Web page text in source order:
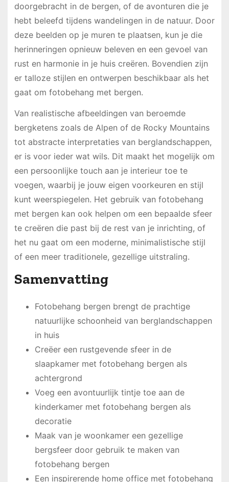
doorgebracht in de bergen, of de avonturen die je
hebt beleefd tijdens wandelingen in de natuur. Door
deze beelden op je muren te plaatsen, kun je die
herinneringen opnieuw beleven en een gevoel van
rust en harmonie in je huis creëren. Bovendien zijn
er talloze stijlen en ontwerpen beschikbaar als het
gaat om fotobehang met bergen.
Van realistische afbeeldingen van beroemde
bergketens zoals de Alpen of de Rocky Mountains
tot abstracte interpretaties van berglandschappen,
er is voor ieder wat wils. Dit maakt het mogelijk om
een persoonlijke touch aan je interieur toe te
voegen, waarbij je jouw eigen voorkeuren en stijl
kunt weerspiegelen. Het gebruik van fotobehang
met bergen kan ook helpen om een bepaalde sfeer
te creëren die past bij de rest van je inrichting, of
het nu gaat om een moderne, minimalistische stijl
of een meer traditionele, gezellige uitstraling.
Samenvatting
Fotobehang bergen brengt de prachtige
natuurlijke schoonheid van berglandschappen
in huis
Creëer een rustgevende sfeer in de
slaapkamer met fotobehang bergen als
achtergrond
Voeg een avontuurlijk tintje toe aan de
kinderkamer met fotobehang bergen als
decoratie
Maak van je woonkamer een gezellige
bergsfeer door gebruik te maken van
fotobehang bergen
Een inspirerende home office met fotobehang